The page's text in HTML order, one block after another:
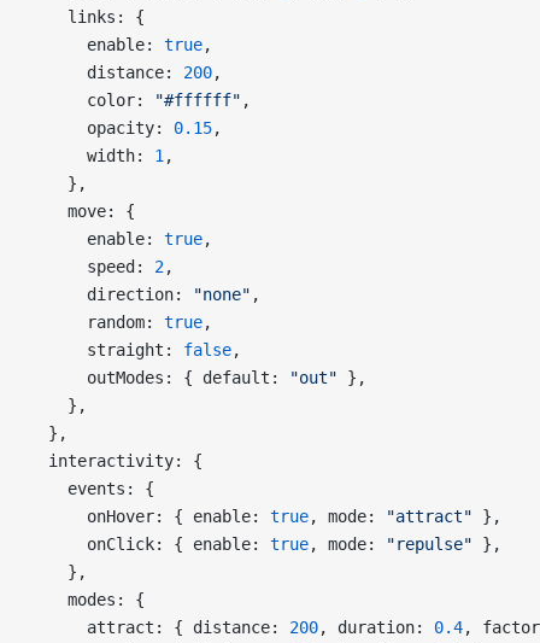
    links: {
      enable:
true,
      distance:
200,
      color:
"#ffffff" ,
      opacity:
0.15,
      width:
1 ,
    },
    move: {
      enable:
true,
      speed:
2,
      direction:
"none" ,
      random:
true,
      straight:
false,
      outModes: { default:
"out" },
    },
  },
  interactivity: {
    events: {
      onHover: { enable:
true, mode: "attract" },
      onClick: { enable:
true, mode: "repulse" },
    },
    modes: {
      attract: { distance:
200, duration: 0.4,